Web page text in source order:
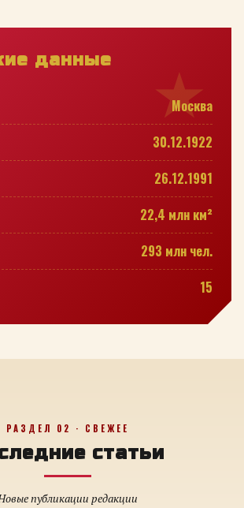
данные
Москва
30.12.1922
26.12.1991
22,4 млн км²
293 млн чел.
15
РАЗДЕЛ 02 · СВЕЖЕЕ
статьи
публикации редакции